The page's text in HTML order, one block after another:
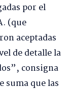
por el
(que
aceptadas
de detalle la
consigna
suma que las